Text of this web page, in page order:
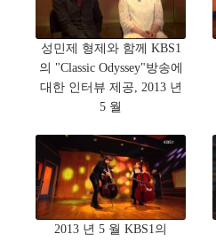
성민제 형제와 함께 KBS1
의 "Classic Odyssey"방송에
대한 인터뷰 제공, 2013 년
5 월
2013 년 5 월 KBS1의